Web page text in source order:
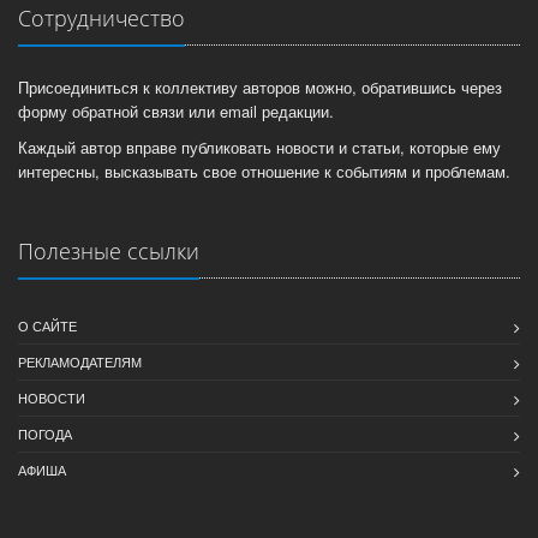
Сотрудничество
Присоединиться к коллективу авторов можно, обратившись через
форму обратной связи или email редакции.
Каждый автор вправе публиковать новости и статьи, которые ему
интересны, высказывать свое отношение к событиям и проблемам.
Полезные ссылки
О САЙТЕ
РЕКЛАМОДАТЕЛЯМ
НОВОСТИ
ПОГОДА
АФИША